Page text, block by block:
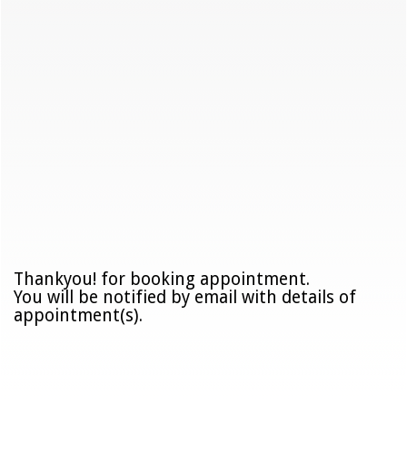
Thankyou! for booking appointment.
You will be notified by email with details of
appointment(s).